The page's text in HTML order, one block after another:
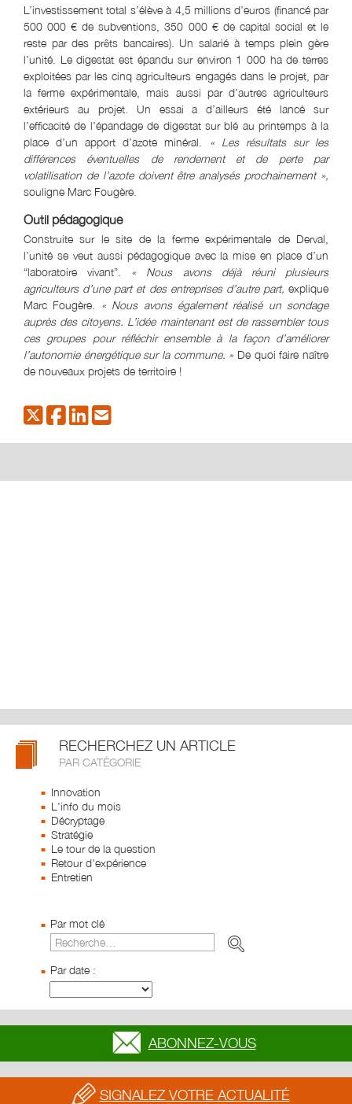
L’investissement total s’élève à 4,5 millions d’euros (financé par
500 000 € de subventions, 350 000 € de capital social et le
reste par des prêts bancaires). Un salarié à temps plein gère
l’unité. Le digestat est épandu sur environ 1 000 ha de terres
exploitées par les cinq agriculteurs engagés dans le projet, par
la ferme expérimentale, mais aussi par d’autres agriculteurs
extérieurs au projet. Un essai a d’ailleurs été lancé sur
l’efficacité de l’épandage de digestat sur blé au printemps à la
place d’un apport d’azote minéral. « Les résultats sur les
différences éventuelles de rendement et de perte par
volatilisation de l’azote doivent être analysés prochainement »,
souligne Marc Fougère.
Outil pédagogique
Construite sur le site de la ferme expérimentale de Derval,
l’unité se veut aussi pédagogique avec la mise en place d’un
“laboratoire vivant”. « Nous avons déjà réuni plusieurs
agriculteurs d’une part et des entreprises d’autre part, explique
Marc Fougère. « Nous avons également réalisé un sondage
auprès des citoyens. L’idée maintenant est de rassembler tous
ces groupes pour réfléchir ensemble à la façon d’améliorer
l’autonomie énergétique sur la commune. » De quoi faire naître
de nouveaux projets de territoire !
RECHERCHEZ UN ARTICLE
PAR CATÉGORIE
Innovation
L'info du mois
Décryptage
Stratégie
Le tour de la question
Retour d'expérience
Entretien
Par mot clé
Par date :
ABONNEZ-VOUS
SIGNALEZ VOTRE ACTUALITÉ